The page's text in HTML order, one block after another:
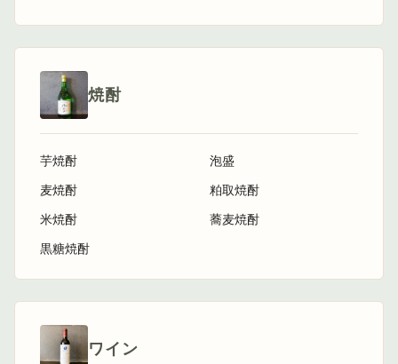
焼酎
芋焼酎
麦焼酎
米焼酎
黒糖焼酎
泡盛
粕取焼酎
蕎麦焼酎
ワイン